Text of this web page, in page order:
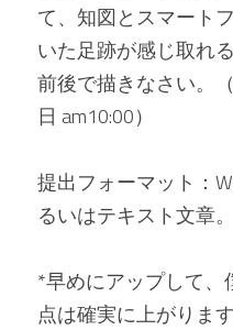
て、知図とスマート
いた足跡が感じ取れ
前後で描きなさい。
日 am10:00）
提出フォーマット：
るいはテキスト文章。
*早めにアップして
点は確実に上がりま